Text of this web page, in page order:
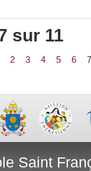
sur 11
2 3 4 5 6 7
Saint